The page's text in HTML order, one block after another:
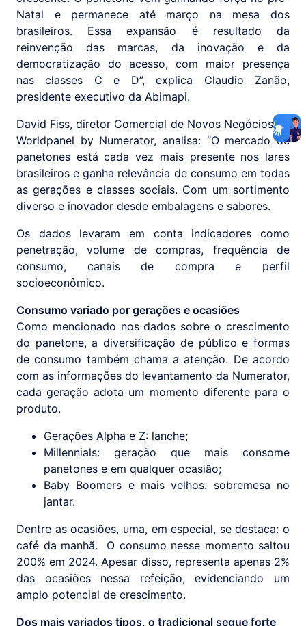
Natal e permanece até março na mesa dos
brasileiros. Essa expansão é resultado da
reinvenção das marcas, da inovação e da
democratização do acesso, com maior presença
nas classes C e D”, explica Claudio Zanão,
presidente executivo da Abimapi.
David Fiss, diretor Comercial de Novos Negócios da
Worldpanel by Numerator, analisa: “O mercado de
panetones está cada vez mais presente nos lares
brasileiros e ganha relevância de consumo em todas
as gerações e classes sociais. Com um sortimento
diverso e inovador desde embalagens e sabores.
Os dados levaram em conta indicadores como
penetração, volume de compras, frequência de
consumo, canais de compra e perfil
socioeconômico.
Consumo variado por gerações e ocasiões
Como mencionado nos dados sobre o crescimento
do panetone, a diversificação de público e formas
de consumo também chama a atenção. De acordo
com as informações do levantamento da Numerator,
cada geração adota um momento diferente para o
produto.
Gerações Alpha e Z: lanche;
Millennials: geração que mais consome
panetones e em qualquer ocasião;
Baby Boomers e mais velhos: sobremesa no
jantar.
Dentre as ocasiões, uma, em especial, se destaca: o
café da manhã. O consumo nesse momento saltou
200% em 2024. Apesar disso, representa apenas 2%
das ocasiões nessa refeição, evidenciando um
amplo potencial de crescimento.
Dos mais variados tipos, o tradicional segue forte